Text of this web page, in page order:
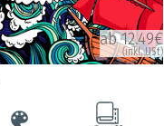
ab 12.49€
(inkl. USt)